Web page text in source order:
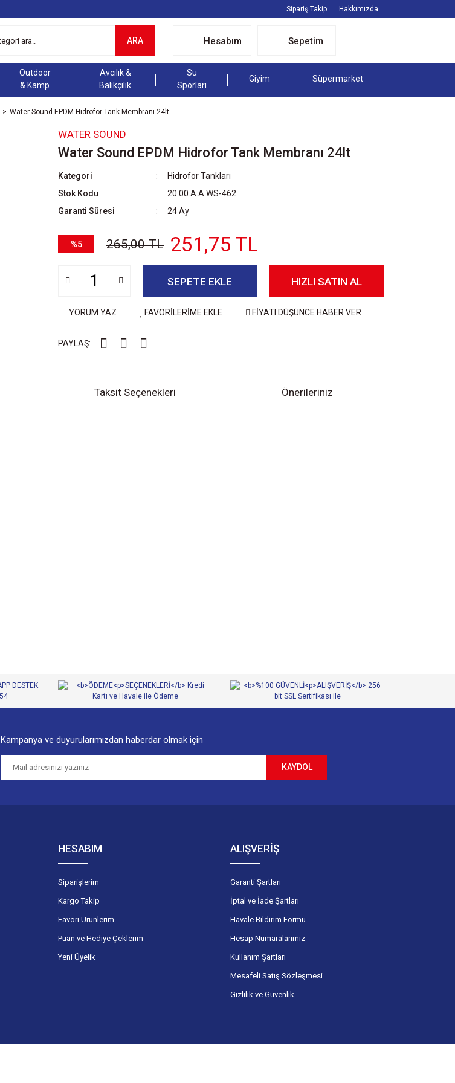
Sipariş Takip Hakkımızda
ARA Hesabım Sepetim
Outdoor
& Kamp
Avcılık &
Balıkçılık
Su
Sporları
Giyim Süpermarket
Water Sound EPDM Hidrofor Tank Membranı 24lt
WATER SOUND
Water Sound EPDM Hidrofor Tank Membranı 24lt
Kategori
Hidrofor Tankları
Stok Kodu
20.00.A.A.WS-462
Garanti Süresi
24 Ay
%5 265,00 TL 251,75 TL
SEPETE EKLE HIZLI SATIN AL
YORUM YAZ FAVORİLERİME EKLE FİYATI DÜŞÜNCE HABER VER
PAYLAŞ:
Taksit Seçenekleri Önerileriniz
Kampanya ve duyurularımızdan haberdar olmak için
KAYDOL
HESABIM
Siparişlerim
Kargo Takip
Favori Ürünlerim
Puan ve Hediye Çeklerim
Yeni Üyelik
ALIŞVERİŞ
Garanti Şartları
İptal ve İade Şartları
Havale Bildirim Formu
Hesap Numaralarımız
Kullanım Şartları
Mesafeli Satış Sözleşmesi
Gizlilik ve Güvenlik